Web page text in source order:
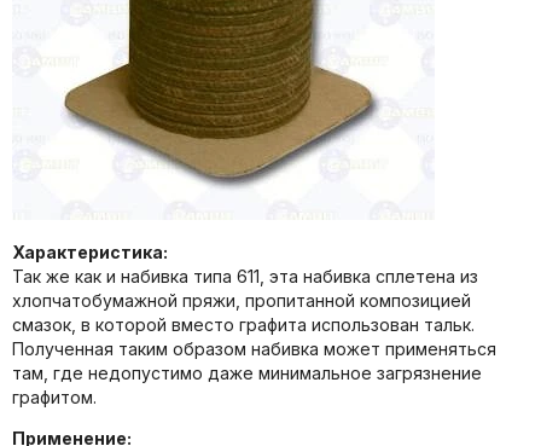
Характеристика:
Так же как и набивка типа 611, эта набивка сплетена из
хлопчатобумажной пряжи, пропитанной композицией
смазок, в которой вместо графита использован тальк.
Полученная таким образом набивка может применяться
там, где недопустимо даже минимальное загрязнение
графитом.
Применение: